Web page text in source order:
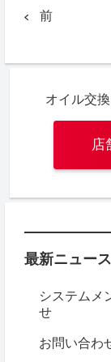
前
オイル交
店
最新ニュース
システムメ
せ
お問い合わ